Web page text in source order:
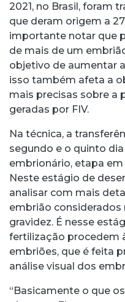
2021, no Brasil, foram
que deram origem a
importante notar que
de mais de um
objetivo de aumentar
isso também afeta a
mais precisas sobre a
geradas por FIV.
Na técnica, a
segundo e o quinto
embrionário, etapa
Neste estágio de
analisar com mais
embrião considerados
gravidez. É nesse
fertilização procedem
embriões, que é feita
análise visual dos
“Basicamente o que